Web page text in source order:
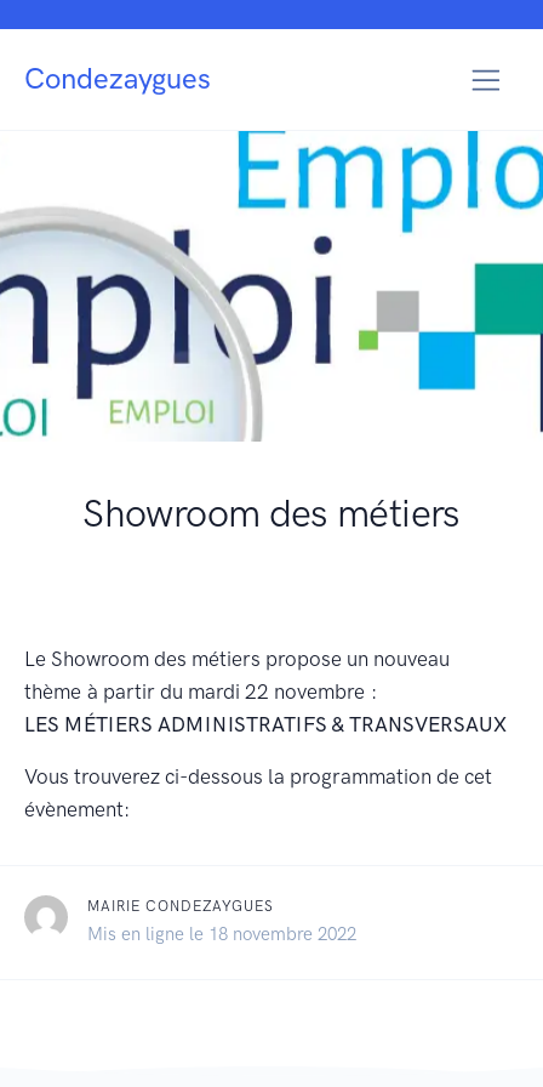
Condezaygues
Showroom des métiers
Le Showroom des métiers propose un nouveau
thème à partir du mardi 22 novembre :
LES MÉTIERS ADMINISTRATIFS & TRANSVERSAUX
Vous trouverez ci-dessous la programmation de cet
évènement:
MAIRIE CONDEZAYGUES
Mis en ligne le 18 novembre 2022